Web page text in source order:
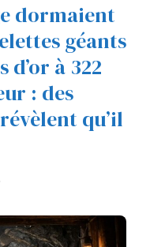
dormaient
géants
à 322
: des
qu’il